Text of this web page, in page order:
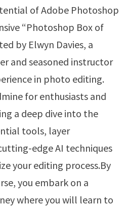
of Adobe Photoshop
“Photoshop Box of
by Elwyn Davies, a
and seasoned instructor
in photo editing.
for enthusiasts and
a deep dive into the
tools, layer
edge AI techniques
your editing process.By
you embark on a
where you will learn to